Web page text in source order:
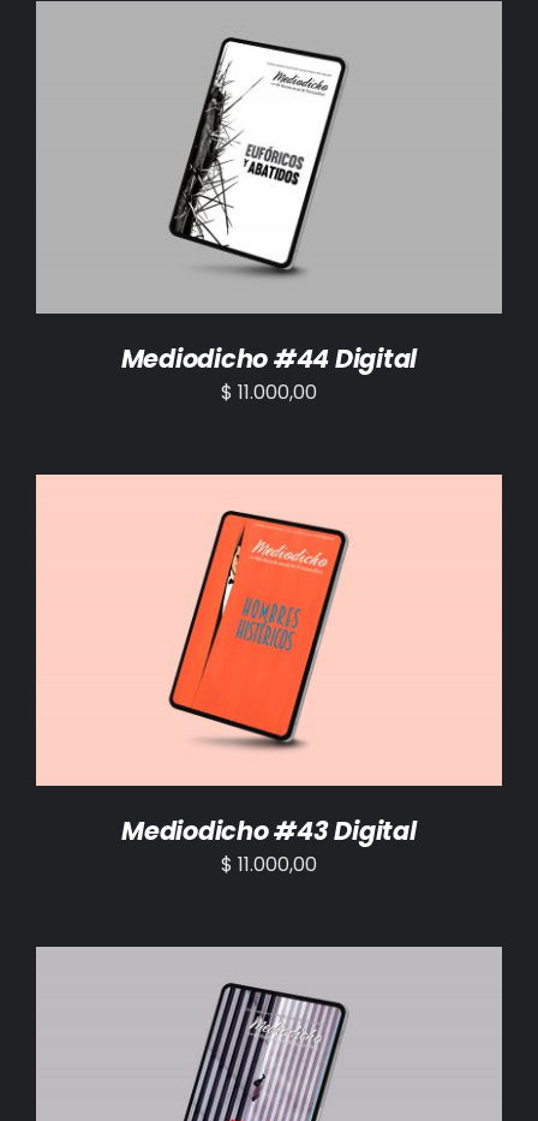
AÑADIR AL CARRITO /
Mediodicho #44 Digital
$ 11.000,00
AÑADIR AL CARRITO /
Mediodicho #43 Digital
$ 11.000,00
AÑADIR AL CARRITO /